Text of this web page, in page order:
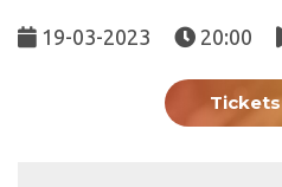
19-03-2023 20:00
Tickets